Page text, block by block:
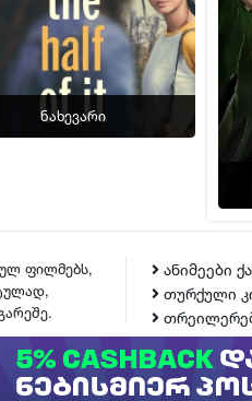
ნახევარი
ფილმებს,
ანიმეები
თურქული